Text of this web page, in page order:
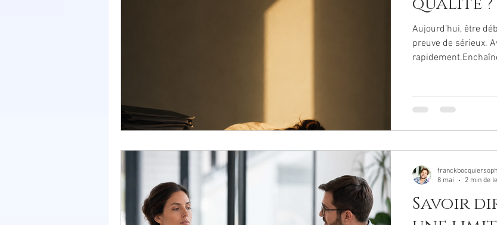
Aujourd’hui, être
preuve de sérieux.
“Je n’ai pas arrêté.”
22h.” Et le plus
Savoir
8 mai
2 min de